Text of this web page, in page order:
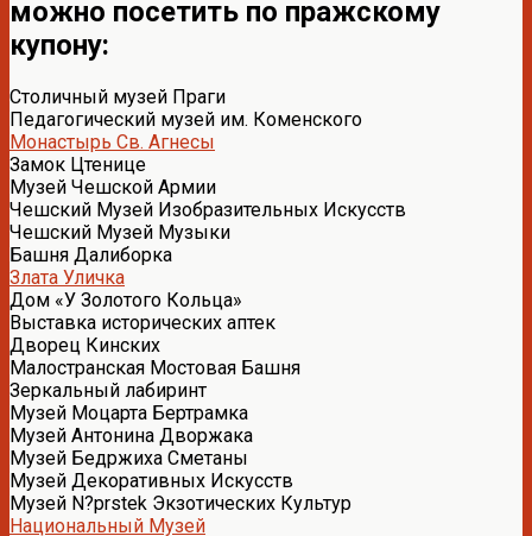
можно посетить по пражскому
купону:
Столичный музей Праги
Педагогический музей им. Коменского
Монастырь Св. Агнесы
Замок Цтенице
Музей Чешской Армии
Чешский Музей Изобразительных Искусств
Чешский Музей Музыки
Башня Далиборка
Злата Уличка
Дом «У Золотого Кольца»
Выставка исторических аптек
Дворец Кинских
Малостранская Мостовая Башня
Зеркальный лабиринт
Музей Моцарта Бертрамка
Музей Антонина Дворжака
Музей Бедржиха Сметаны
Музей Декоративных Искусств
Музей N?prstek Экзотических Культур
Национальный Музей